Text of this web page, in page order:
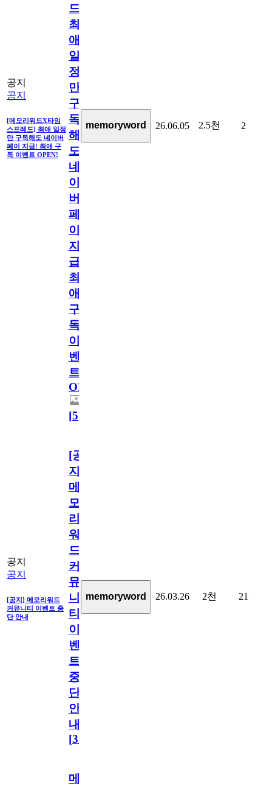
공지
공지
[메모리워드X타임
스프레드] 최애 일정
만 구독해도 네이버
페이 지급! 최애 구
독 이벤트 OPEN!
드]
최
애
일
정
만
구
독
해
도
네
이
버
페
이
지
급!
최
애
구
독
이
벤
트
OPEN!
[5]
memoryword 26.06.05 2.5천 2
공지
공지
[공지] 메모리워드
커뮤니티 이벤트 중
단 안내
[공
지]
메
모
리
워
드
커
뮤
니
티
이
벤
트
중
단
안
내
[31
memoryword 26.03.26 2천 21
메